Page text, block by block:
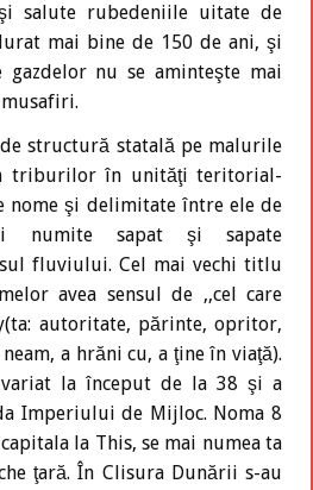
salute rubedeniile uitate de
mai bine de 150 de ani, şi
gazdelor nu se aminteşte mai
structură statală pe malurile
triburilor în unităţi teritorial-
nome şi delimitate între ele de
numite sapat şi sapate
fluviului. Cel mai vechi titlu
avea sensul de ,,cel care
autoritate, părinte, opritor,
a hrăni cu, a ţine în viaţă).
la început de la 38 şi a
Imperiului de Mijloc. Noma 8
la This, se mai numea ta
ţară. În Clisura Dunării s-au